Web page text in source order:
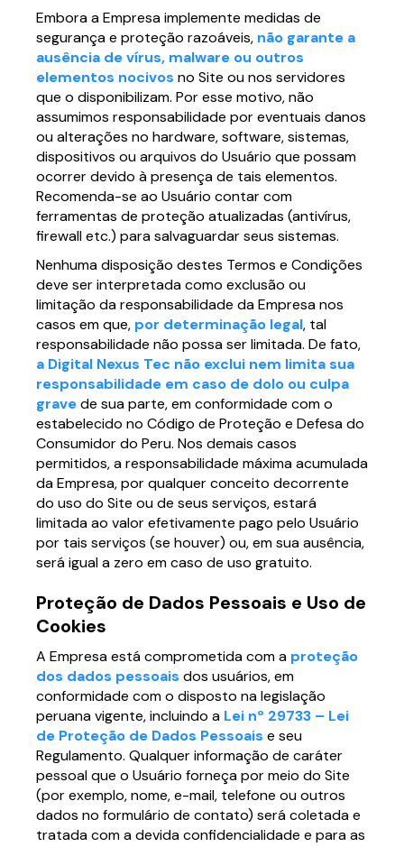
Embora a Empresa implemente medidas de
segurança e proteção razoáveis, não garante a
ausência de vírus, malware ou outros
elementos nocivos no Site ou nos servidores
que o disponibilizam. Por esse motivo, não
assumimos responsabilidade por eventuais danos
ou alterações no hardware, software, sistemas,
dispositivos ou arquivos do Usuário que possam
ocorrer devido à presença de tais elementos.
Recomenda-se ao Usuário contar com
ferramentas de proteção atualizadas (antivírus,
firewall etc.) para salvaguardar seus sistemas.
Nenhuma disposição destes Termos e Condições
deve ser interpretada como exclusão ou
limitação da responsabilidade da Empresa nos
casos em que, por determinação legal, tal
responsabilidade não possa ser limitada. De fato,
a Digital Nexus Tec não exclui nem limita sua
responsabilidade em caso de dolo ou culpa
gravede sua parte, em conformidade com o
estabelecido no Código de Proteção e Defesa do
Consumidor do Peru. Nos demais casos
permitidos, a responsabilidade máxima acumulada
da Empresa, por qualquer conceito decorrente
do uso do Site ou de seus serviços, estará
limitada ao valor efetivamente pago pelo Usuário
por tais serviços (se houver) ou, em sua ausência,
será igual a zero em caso de uso gratuito.
Proteção de Dados Pessoais e Uso de
Cookies
A Empresa está comprometida com a proteção
dos dados pessoais dos usuários, em
conformidade com o disposto na legislação
peruana vigente, incluindo a Lei nº 29733 – Lei
de Proteção de Dados Pessoais e seu
Regulamento. Qualquer informação de caráter
pessoal que o Usuário forneça por meio do Site
(por exemplo, nome, e-mail, telefone ou outros
dados no formulário de contato) será coletada e
tratada com a devida confidencialidade e para as